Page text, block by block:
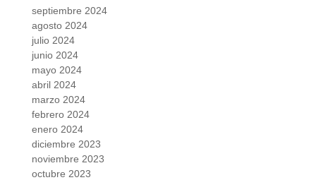
septiembre 2024
agosto 2024
julio 2024
junio 2024
mayo 2024
abril 2024
marzo 2024
febrero 2024
enero 2024
diciembre 2023
noviembre 2023
octubre 2023